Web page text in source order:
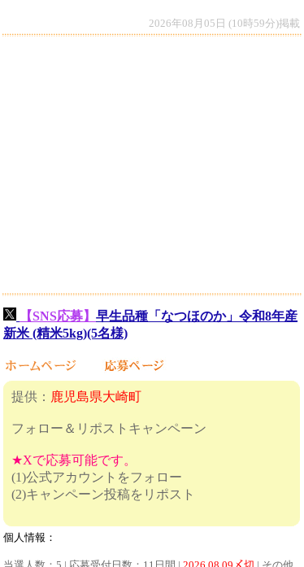
2026年08月05日 (10時59分)掲載
【SNS応募】 早生品種「なつほのか」令和8年産
新米 (精米5kg)(5名様)
提供： 鹿児島県大崎町
フォロー＆リポストキャンペーン
★Xで応募可能です。
(1)公式アカウントをフォロー
(2)キャンペーン投稿をリポスト
個人情報：